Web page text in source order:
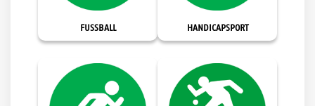
FUSSBALL HANDICAPSPORT